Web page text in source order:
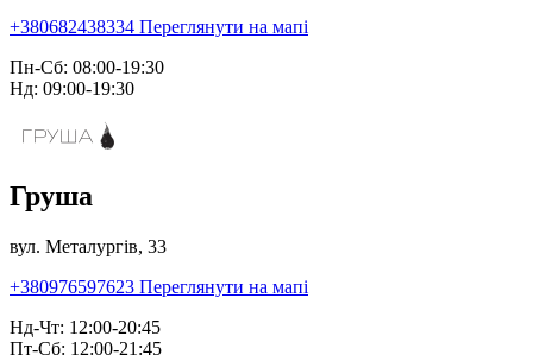
+380682438334 Переглянути на мапі
Пн-Сб: 08:00-19:30
Нд: 09:00-19:30
Груша
вул. Металургів, 33
+380976597623 Переглянути на мапі
Нд-Чт: 12:00-20:45
Пт-Сб: 12:00-21:45